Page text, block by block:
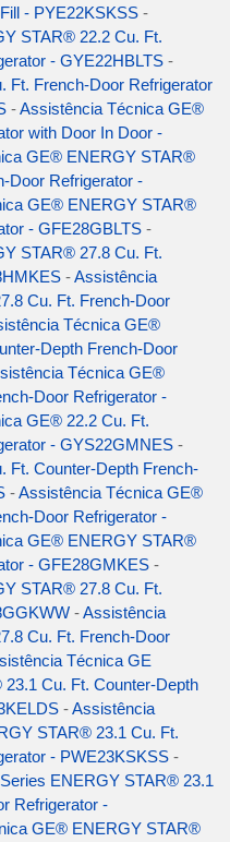
- PYE22KSKSS -
STAR® 22.2 Cu. Ft.
- GYE22HBLTS -
Ft. French-Door Refrigerator
-Assistência Técnica GE®
with Door In Door -
GE® ENERGY STAR®
Door Refrigerator -
GE® ENERGY STAR®
- GFE28GBLTS -
STAR® 27.8 Cu. Ft.
-Assistência
Cu. Ft. French-Door
Técnica GE®
Depth French-Door
Técnica GE®
Door Refrigerator -
GE® 22.2 Cu. Ft.
- GYS22GMNES -
Ft. Counter-Depth French-
-Assistência Técnica GE®
Door Refrigerator -
GE® ENERGY STAR®
- GFE28GMKES -
STAR® 27.8 Cu. Ft.
-Assistência
Cu. Ft. French-Door
Técnica GE
Cu. Ft. Counter-Depth
-Assistência
STAR® 23.1 Cu. Ft.
- PWE23KSKSS -
ENERGY STAR® 23.1
Refrigerator -
GE® ENERGY STAR®